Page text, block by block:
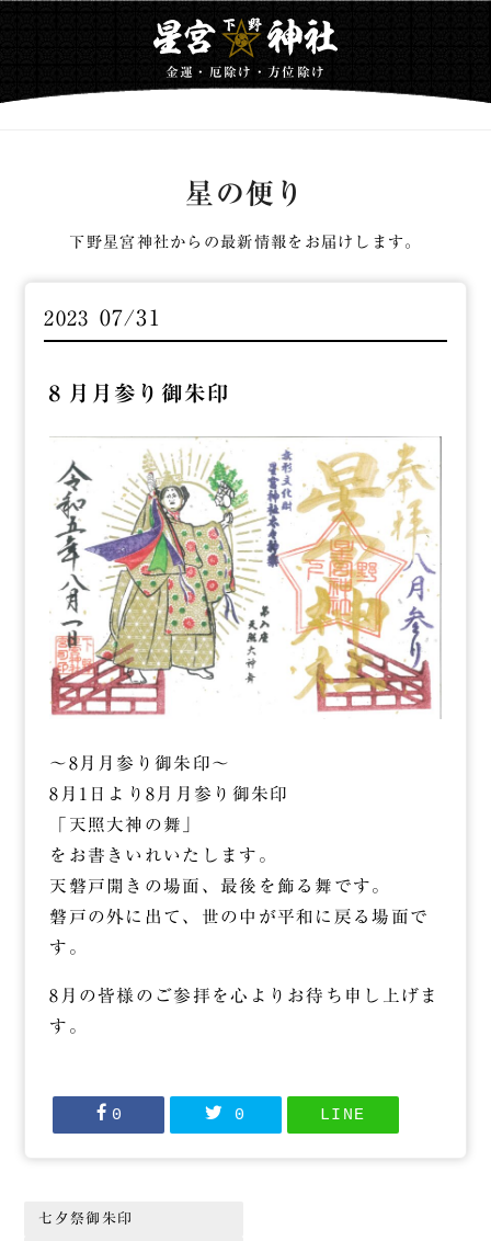
金運・厄除け・方位除け
星の便り
下野星宮神社からの最新情報をお届けします。
2023 07/31
８月月参り御朱印
～8月月参り御朱印～
8月1日より8月月参り御朱印
「天照大神の舞」
をお書きいれいたします。
天磐戸開きの場面、最後を飾る舞です。
磐戸の外に出て、世の中が平和に戻る場面で
す。
8月の皆様のご参拝を心よりお待ち申し上げま
す。
0 0 LINE
七夕祭御朱印